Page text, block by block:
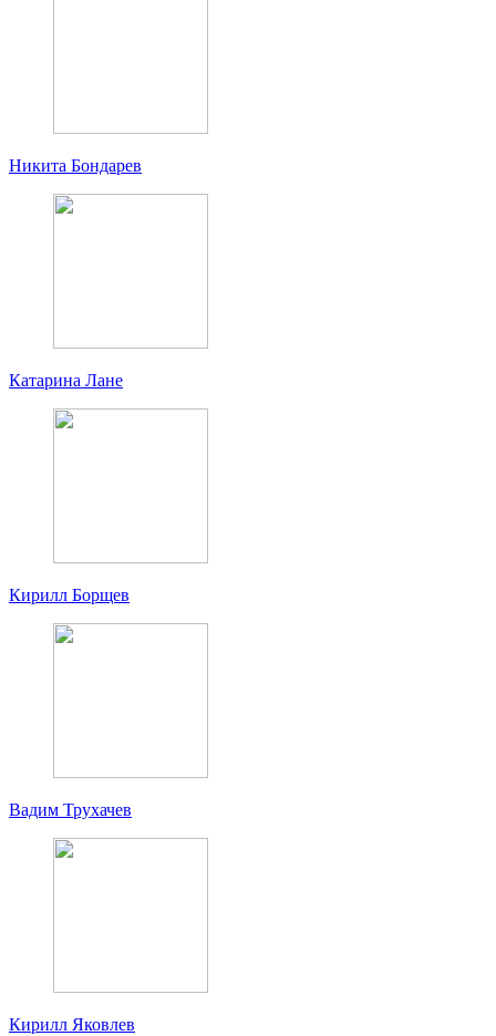
Никита Бондарев
Катарина Лане
Кирилл Борщев
Вадим Трухачев
Кирилл Яковлев